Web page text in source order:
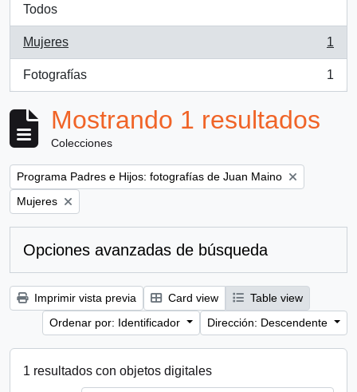
Todos
Mujeres
, 1 resultados
1
Fotografías
, 1 resultados
1
Mostrando 1 resultados
Colecciones
Remove filter:
Programa Padres e Hijos: fotografías de Juan Maino
Remove filter:
Mujeres
Opciones avanzadas de búsqueda
Imprimir vista previa Card view
Table view
Ordenar por: Identificador
Dirección: Descendente
1 resultados con objetos digitales